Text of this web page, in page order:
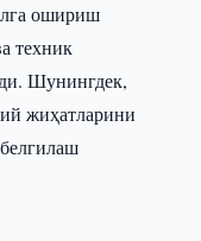
ошириш
техник
Шунингдек,
жиҳатларини